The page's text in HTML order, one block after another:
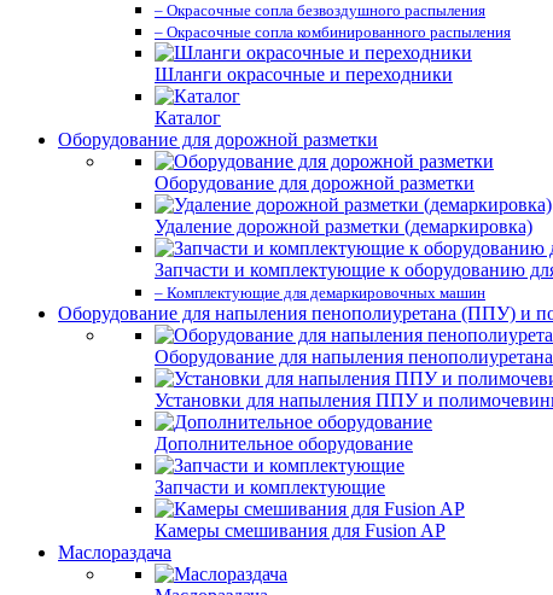
– Окрасочные сопла безвоздушного распыления
– Окрасочные сопла комбинированного распыления
Шланги окрасочные и переходники
Каталог
Оборудование для дорожной разметки
Оборудование для дорожной разметки
Удаление дорожной разметки (демаркировка)
Запчасти и комплектующие к оборудованию
– Комплектующие для демаркировочных машин
Оборудование для напыления пенополиуретана (ППУ) и
Оборудование для напыления
Установки для напыления ППУ и
Дополнительное оборудование
Запчасти и комплектующие
Камеры смешивания для Fusion AP
Маслораздача